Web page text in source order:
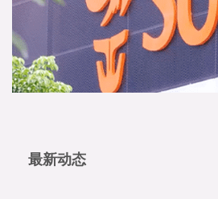
最新动态